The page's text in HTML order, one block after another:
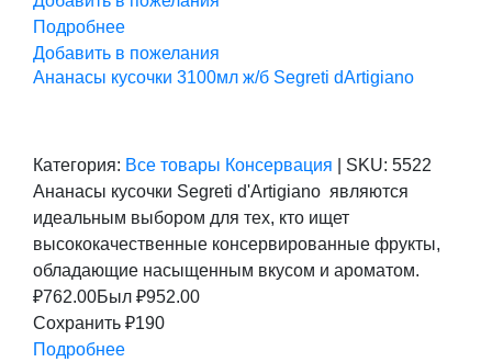
Подробнее
Добавить в пожелания
Ананасы кусочки 3100мл ж/б Segreti dArtigiano
Категория: Все товары Консервация SKU: 5522
Ананасы кусочки Segreti d'Artigiano являются
идеальным выбором для тех, кто ищет
высококачественные консервированные фрукты,
обладающие насыщенным вкусом и ароматом.
₽762.00Был ₽952.00
Сохранить ₽190
Подробнее